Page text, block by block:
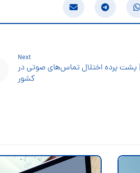
Next
پشت پرده اختلال تماس‌های صوتی در
کشور